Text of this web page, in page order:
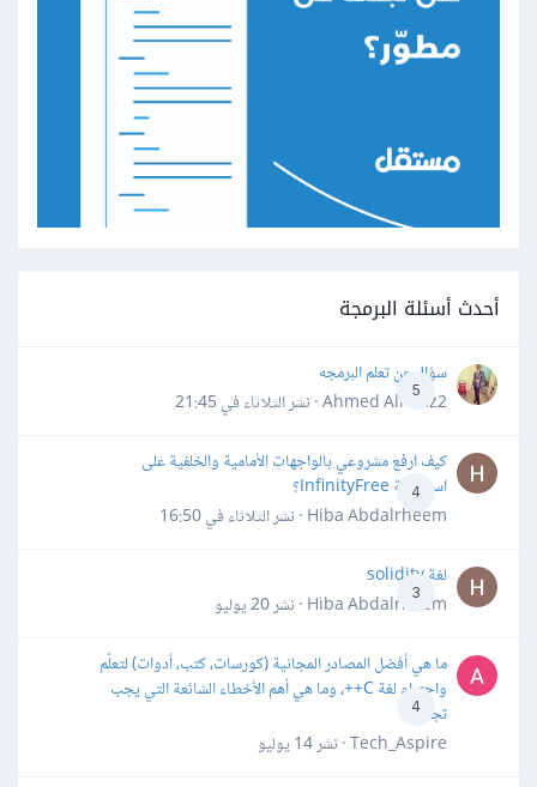
أحدث أسئلة البرمجة
5
سؤال عن تعلم البرمجه
Ahmed Alhafiz2 · نشر
الثلاثاء في 21:45
4
كيف ارفع مشروعي بالواجهات الأمامية والخلفية على
استضافة InfinityFree؟
Hiba Abdalrheem · نشر
الثلاثاء في 16:50
3
لغة solidity
Hiba Abdalrheem · نشر
20 يوليو
4
ما هي أفضل المصادر المجانية (كورسات، كتب، أدوات) لتعلّم
واحترام لغة C++، وما هي أهم الأخطاء الشائعة التي يجب
تجنبها؟
Tech_Aspire · نشر
14 يوليو